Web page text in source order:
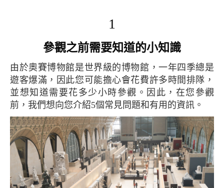
1
參觀之前需要知道的小知識
由於奧賽博物館是世界級的博物館，一年四季總是
遊客爆滿，因此您可能擔心會花費許多時間排隊，
並想知道需要花多少小時參觀。因此，在您參觀
前，我們想向您介紹5個常見問題和有用的資訊。